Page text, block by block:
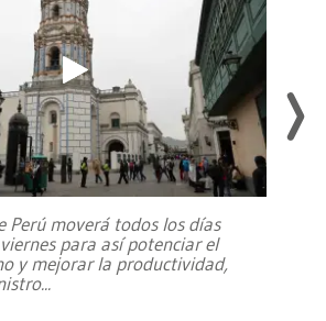
Perú moverá todos los días
para así potenciar el
y mejorar la productividad,
...